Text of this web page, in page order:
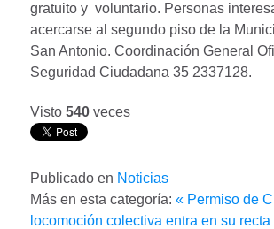
gratuito y voluntario. Personas
acercarse al segundo piso de la
San Antonio. Coordinación General
Seguridad Ciudadana 35 2337128.
Visto 540 veces
Publicado en Noticias
Más en esta categoría: « Permiso de
locomoción colectiva entra en su